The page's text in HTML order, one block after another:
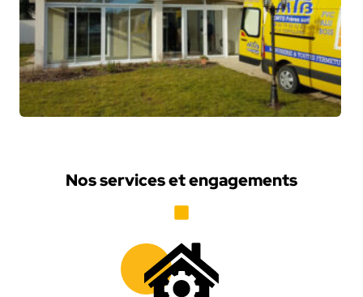
Nos services et engagements